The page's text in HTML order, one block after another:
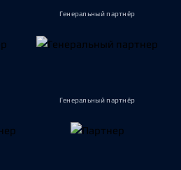
Генеральный партнёр
Генеральный партнёр